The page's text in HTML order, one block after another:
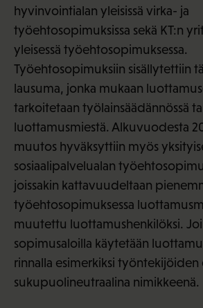
hyvinvointialan yleisissä virka- ja
työehtosopimuksissa sekä KT:n
yleisessä työehtosopimuksessa.
Työehtosopimuksiin sisällytettiin
lausuma, jonka mukaan
tarkoitetaan työlainsäädännössä
luottamusmiestä. Alkuvuodesta
muutos hyväksyttiin myös
sosiaalipalvelualan
joissakin kattavuudeltaan
työehtosopimuksessa
muutettu luottamushenkilöksi.
sopimusaloilla käytetään
rinnalla esimerkiksi työntekijöiden
sukupuolineutraalina nimikkeenä.